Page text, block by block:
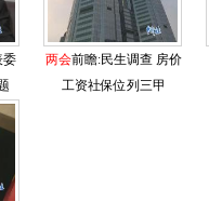
委
两会前瞻:民生调查 房价
工资社保位列三甲